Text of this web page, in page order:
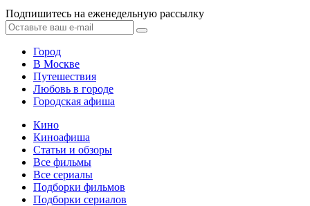
Подпишитесь на еженедельную рассылку
Город
В Москве
Путешествия
Любовь в городе
Городская афиша
Кино
Киноафиша
Статьи и обзоры
Все фильмы
Все сериалы
Подборки фильмов
Подборки сериалов